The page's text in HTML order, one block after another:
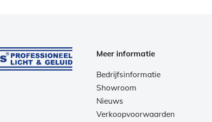
Meer informatie
Bedrijfsinformatie
Showroom
Nieuws
Verkoopvoorwaarden